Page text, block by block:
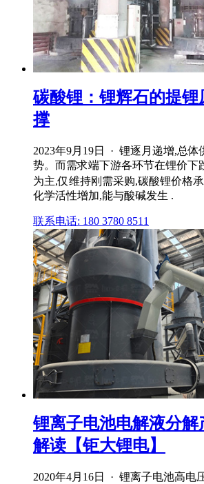
碳酸锂：锂辉石的提锂
撑
2023年9月19日 · 锂逐月递增,总体
势。而需求端下游各环节在锂价下
为主,仅维持刚需采购,碳酸锂价格
化学活性增加,能与酸碱发生 .
联系电话: 180 3780 8511
锂离子电池电解液分解
解读【钜大锂电】
2020年4月16日 · 锂离子电池高电